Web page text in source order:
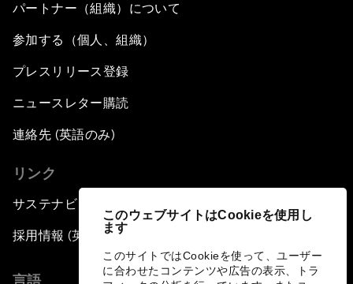
このウェブサイトはCookieを使用し
ます
このサイトではCookieを使って、ユーザー
に合わせたコンテンツや広告の表示、トラ
パートナー（組織）について
参加する（個人、組織）
プレスリリース登録
ニュースレター購読
連絡先 (英語のみ)
リンク
サステナビリティへの取り組み
採用情報 (英語のみ)
言語